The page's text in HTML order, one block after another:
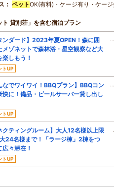
ペットOK(有料)・ケージ有り・ケー
ト 貸別荘」を含む宿泊プラン
ンダード】2023年夏OPEN！森に囲
メゾネットで森林浴・星空観察など大
楽しもう！
トUP
…
なでワイワイ！BBQプラン】BBQコン
快に！備品・ビールサーバー貸し出し
トUP
…
クティングルーム】大人12名様以上限
24名様まで！「ラージ棟」2棟をつ
広々滞在！
トUP